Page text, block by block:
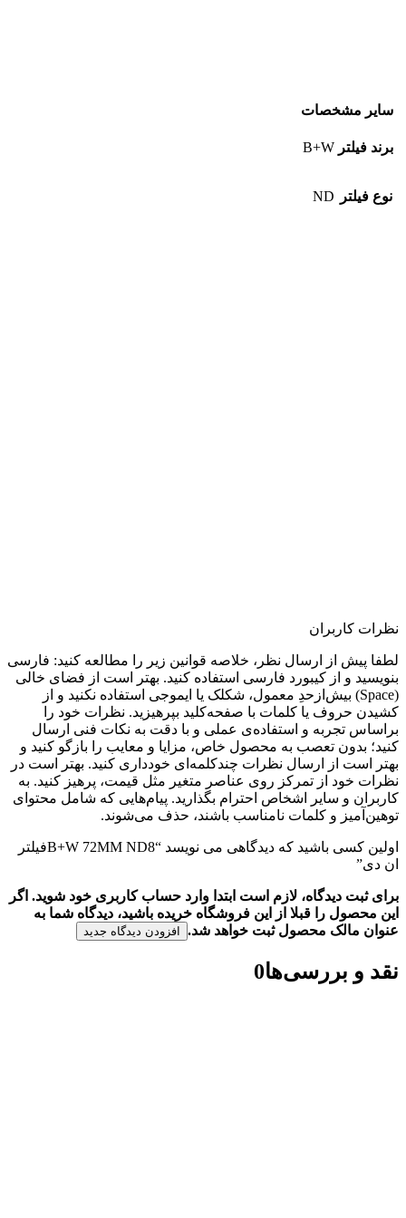
سایر مشخصات
برند فیلتر B+W
نوع فیلتر ND
نظرات کاربران
لطفا پیش از ارسال نظر، خلاصه قوانین زیر را مطالعه کنید: فارسی
بنویسید و از کیبورد فارسی استفاده کنید. بهتر است از فضای خالی
(Space) بیش‌از‌حدِ معمول، شکلک یا ایموجی استفاده نکنید و از
کشیدن حروف یا کلمات با صفحه‌کلید بپرهیزید. نظرات خود را
براساس تجربه و استفاده‌ی عملی و با دقت به نکات فنی ارسال
کنید؛ بدون تعصب به محصول خاص، مزایا و معایب را بازگو کنید و
بهتر است از ارسال نظرات چندکلمه‌‌ای خودداری کنید. بهتر است در
نظرات خود از تمرکز روی عناصر متغیر مثل قیمت، پرهیز کنید. به
کاربران و سایر اشخاص احترام بگذارید. پیام‌هایی که شامل محتوای
توهین‌آمیز و کلمات نامناسب باشند، حذف می‌شوند.
اولین کسی باشید که دیدگاهی می نویسد “B+W 72MM ND8فیلتر
ان دی”
برای ثبت دیدگاه، لازم است ابتدا وارد حساب کاربری خود شوید. اگر
این محصول را قبلا از این فروشگاه خریده باشید، دیدگاه شما به
عنوان مالک محصول ثبت خواهد شد.
افزودن دیدگاه جدید
نقد و بررسی‌ها0